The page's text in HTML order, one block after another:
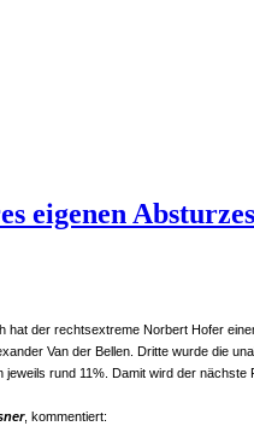
eigenen Absturzes
der rechtsextreme Norbert Hofer
Van der Bellen. Dritte wurde die
rund 11%. Damit wird der
, kommentiert: